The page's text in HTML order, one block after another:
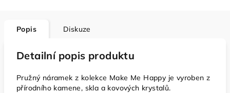
Popis Diskuze
Detailní popis produktu
Pružný náramek z kolekce Make Me Happy je vyroben z
přírodního kamene, skla a kovových krystalů.